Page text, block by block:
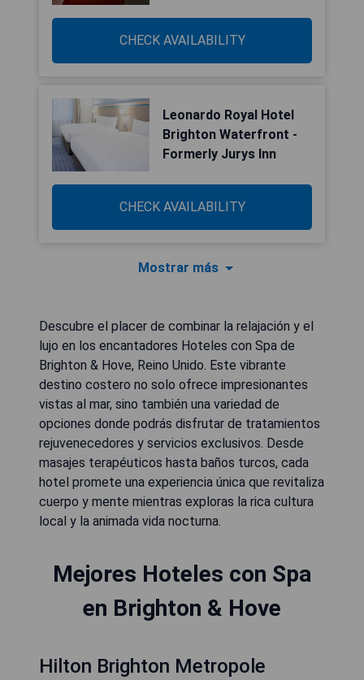
CHECK AVAILABILITY
Leonardo Royal Hotel
Brighton Waterfront -
Formerly Jurys Inn
CHECK AVAILABILITY
Mostrar más
Descubre el placer de combinar la relajación y el
lujo en los encantadores Hoteles con Spa de
Brighton & Hove, Reino Unido. Este vibrante
destino costero no solo ofrece impresionantes
vistas al mar, sino también una variedad de
opciones donde podrás disfrutar de tratamientos
rejuvenecedores y servicios exclusivos. Desde
masajes terapéuticos hasta baños turcos, cada
hotel promete una experiencia única que revitaliza
cuerpo y mente mientras exploras la rica cultura
local y la animada vida nocturna.
Mejores Hoteles con Spa
en Brighton & Hove
Hilton Brighton Metropole